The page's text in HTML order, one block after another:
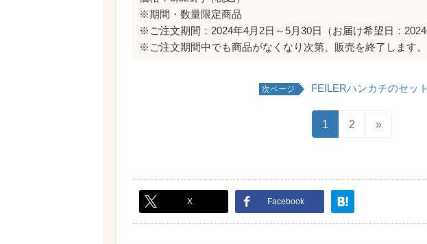
※期間・数量限定商品
※ご注文期間：2024年4月2日～5月30日（お届け希望日：2024
※ご注文期間中でも商品がなくなり次第、販売を終了します。
次ページ FEILERハンカチのセッ
1 2 »
X Facebook